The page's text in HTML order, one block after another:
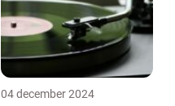
04 december 2024